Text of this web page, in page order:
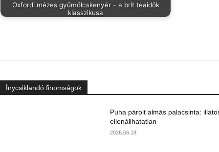
Oxfordi mézes gyümölcskenyér – a brit teaidők
klasszikusa
Ínycsiklandó finomságok
Puha párolt almás palacsinta:
ellenállhatatlan
2026.06.18.